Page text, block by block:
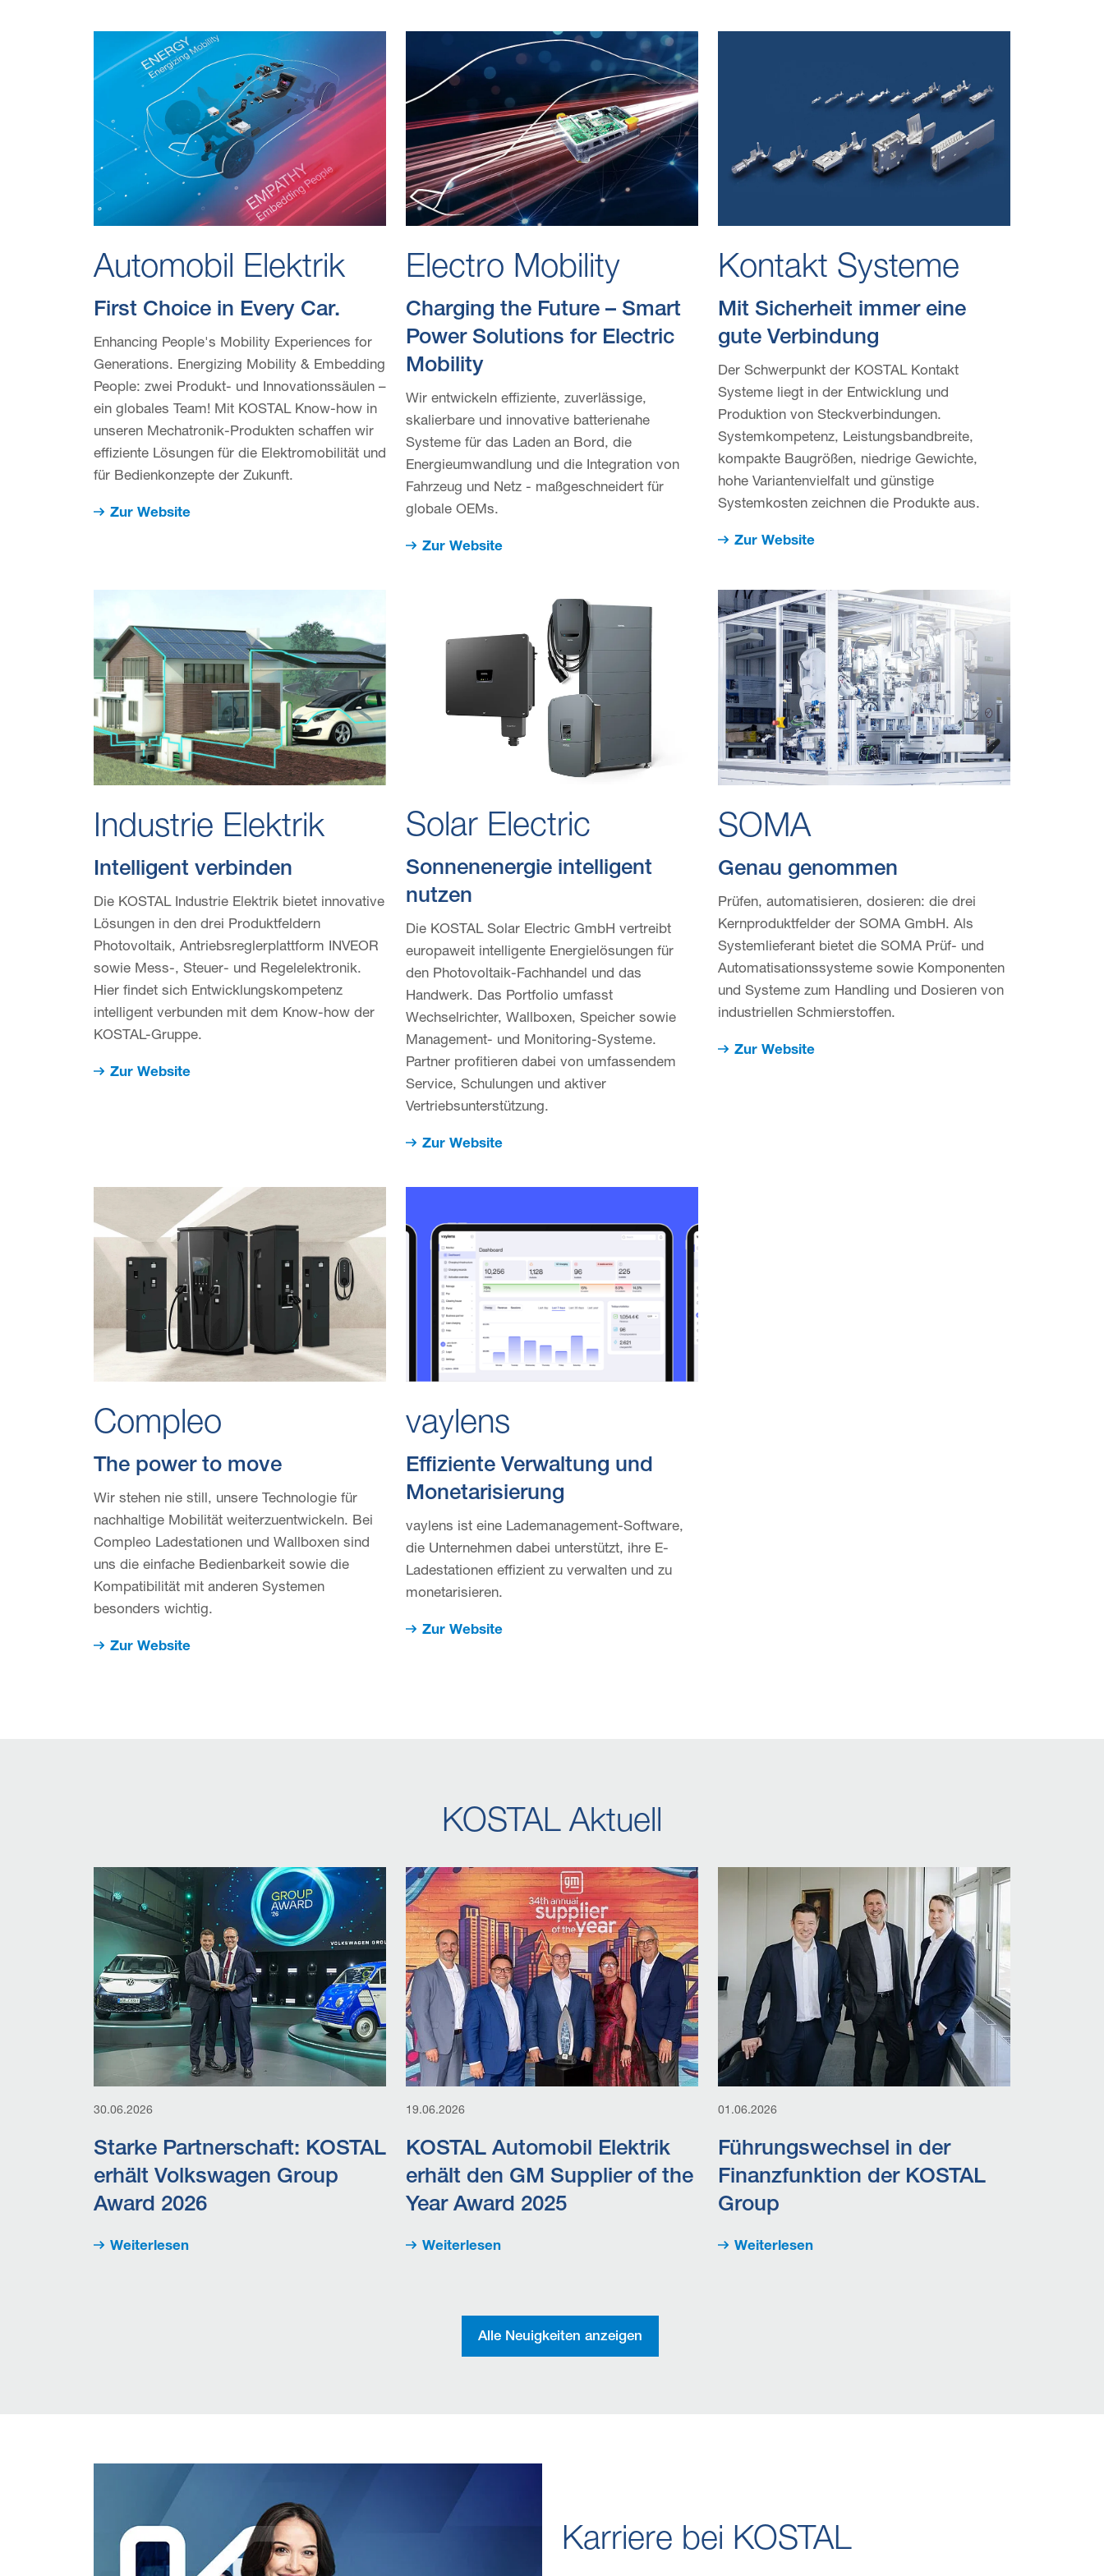
Automobil Elektrik
First Choice in Every Car.
Enhancing People's Mobility Experiences for
Generations. Energizing Mobility & Embedding
People: zwei Produkt- und Innovationssäulen –
ein globales Team! Mit KOSTAL Know-how in
unseren Mechatronik-Produkten schaffen wir
effiziente Lösungen für die Elektromobilität und
für Bedienkonzepte der Zukunft.
Zur Website
Electro Mobility
Charging the Future – Smart
Power Solutions for Electric
Mobility
Wir entwickeln effiziente, zuverlässige,
skalierbare und innovative batterienahe
Systeme für das Laden an Bord, die
Energieumwandlung und die Integration von
Fahrzeug und Netz - maßgeschneidert für
globale OEMs.
Zur Website
Kontakt Systeme
Mit Sicherheit immer eine
gute Verbindung
Der Schwerpunkt der KOSTAL Kontakt
Systeme liegt in der Entwicklung und
Produktion von Steckver­bindungen.
Systemkompetenz, Leistungsbandbreite,
kompakte Baugrößen, niedrige Gewichte,
hohe Variantenvielfalt und günstige
Systemkosten zeichnen die Produkte aus.
Zur Website
Industrie Elektrik
Intelligent verbinden
Die KOSTAL Industrie Elektrik bietet innovative
Lösungen in den drei Produktfeldern
Photovoltaik, Antriebsreglerplattform INVEOR
sowie Mess-, Steuer- und Regelelektronik.
Hier findet sich Entwicklungs­kompetenz
intelligent verbunden mit dem Know-how der
KOSTAL-Gruppe.
Zur Website
Solar Electric
Sonnenenergie intelligent
nutzen
Die KOSTAL Solar Electric GmbH vertreibt
europaweit intelligente Energielösungen für
den Photovoltaik-Fachhandel und das
Handwerk. Das Portfolio umfasst
Wechselrichter, Wallboxen, Speicher sowie
Management- und Monitoring-Systeme.
Partner profitieren dabei von umfassendem
Service, Schulungen und aktiver
Vertriebsunterstützung.
Zur Website
SOMA
Genau genommen
Prüfen, automatisieren, dosieren: die drei
Kernpro­dukt­felder der SOMA GmbH. Als
Systemlieferant bietet die SOMA Prüf- und
Automatisationssysteme sowie Komponenten
und Systeme zum Handling und Dosieren von
industriellen Schmierstoffen.
Zur Website
Compleo
The power to move
Wir stehen nie still, unsere Technologie für
nachhaltige Mobilität weiterzuentwickeln. Bei
Compleo Lade­stationen und Wallboxen sind
uns die einfache Bedienbarkeit sowie die
Kompatibilität mit anderen Systemen
besonders wichtig.
Zur Website
vaylens
Effiziente Verwaltung und
Monetarisierung
vaylens ist eine Lademanagement-Software,
die Unternehmen dabei unterstützt, ihre E-
Ladestationen effizient zu verwalten und zu
monetarisieren.
Zur Website
KOSTAL Aktuell
30.06.2026
Starke Partnerschaft: KOSTAL
erhält Volkswagen Group
Award 2026
Weiterlesen
19.06.2026
KOSTAL Automobil Elektrik
erhält den GM Supplier of the
Year Award 2025
Weiterlesen
01.06.2026
Führungswechsel in der
Finanzfunktion der KOSTAL
Group
Weiterlesen
Alle Neuigkeiten anzeigen
Karriere bei KOSTAL